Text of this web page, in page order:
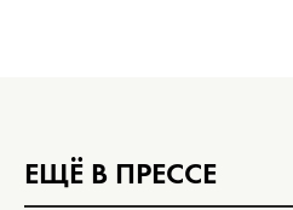
ЕЩЁ В ПРЕССЕ